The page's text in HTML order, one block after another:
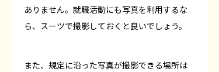
ありません。就職活動にも写真を利用するな
ら、スーツで撮影しておくと良いでしょう。
また、規定に沿った写真が撮影できる場所は